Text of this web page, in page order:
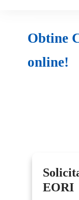
Obtine
online!
EORI